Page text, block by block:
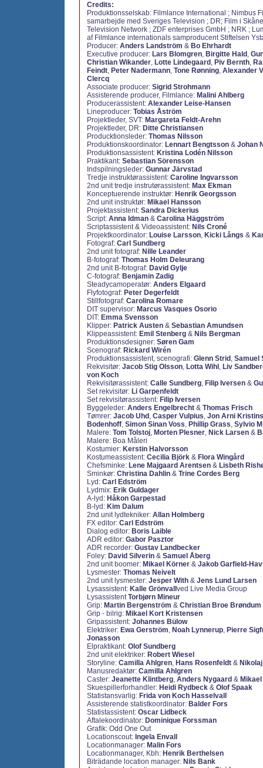
Credits:
Produktionsselskab: Filmlance International ; Nimbus
samarbejde med Sveriges Television ; DR; Film i
Television Network ; ZDF enterprises GmbH ; NRK ;
af Filmlance internationals samproducent Stiftelsen
Producer: Anders Landström & Bo Ehrhardt
Executive producer: Lars Blomgren, Birgitte Hald ,
Christian Wikander, Lotte Lindegaard , Piv Bernth,
Feindt, Peter Nadermann, Tone Rønning, Alexander
Clercq
Associate producer: Sigrid Strohmann
Assisterende producer, Filmlance: Malini Ahlberg
Producerassistent: Alexander Leise-Hansen
Lineproducer: Tobias Åström
Projektleder, SVT: Margareta Feldt-Arehn
Projektleder, DR: Ditte Christiansen
Producktionsleder: Thomas Nilsson
Produktionskoordinator: Lennart Bengtsson & Johan
Produktionsassistent: Kristina Lodén Nilsson
Praktikant: Sebastian Sörensson
Indspilningsleder: Gunnar Järvstad
Tredje instruktørassistent: Caroline Ingvarsson
2nd unit tredje instrutørassistent: Max Ekman
Konceptuerende instruktør: Henrik Georgsson
2nd unit instruktør: Mikael Hansson
Projektassistent: Sandra Dickerius
Script: Anna Idman & Carolina Häggström
Scriptassistent & Videoassistent: Nils Croné
Projektkoordinator: Louise Larsson, Kicki Långs &
Fotograf: Carl Sundberg
2nd unit fotograf: Nille Leander
B-fotograf: Thomas Holm Deleurang
2nd unit B-fotograf: David Gylje
C-fotograf: Benjamin Zadig
Steadycamoperatør: Anders Elgaard
Flyfotograf: Peter Degerfeldt
Stillfotograf: Carolina Romare
DIT supervisor: Marcus Vasques Osorio
DIT: Emma Svensson
Klipper: Patrick Austen & Sebastian Amundsen
Klippeassistent: Emil Stenberg & Nils Bergman
Produktionsdesigner: Søren Gam
Scenograf: Rickard Wirén
Produktionsassistent, scenografi: Glenn Strid , Samuel
Rekvisitør: Jacob Stig Olsson, Lotta Wihl , Liv
von Koch
Rekvisitørassistent: Calle Sundberg, Filip Iversen &
Set rekvisitør: Li Garpenfeldt
Set rekvisitørassistent: Filip Iversen
Byggeleder: Anders Engelbrecht & Thomas Frisch
Tømrer: Jacob Uhd , Casper Vulpius, Jon Arni
Bodenhoff, Simon Sinan Voss, Phillip Grass, Sylvio
Malere: Tom Tolstoj, Morten Plesner, Nick Larsen &
Malere: Boa Måleri
Kostumier: Kerstin Halvorsson
Kostumeassistent: Cecilia Björk & Flora Wingård
Chefsminke: Lene Majgaard Arentsen & Lisbeth
Sminkør: Christina Dahlin & Trine Cordes Berg
Lyd: Carl Edström
Lydmix: Erik Guldager
A-lyd: Håkon Garpestad
B-lyd: Kim Dalum
2nd unit lydtekniker: Allan Holmberg
FX editor: Carl Edström
Dialog editor: Boris Laible
ADR editor: Gabor Pasztor
ADR recorder: Gustav Landbecker
Foley: David Silverin & Samuel Åberg
2nd unit boomer: Mikael Körner & Jakob Garfield-
Lysmester: Thomas Neivelt
2nd unit lysmester: Jesper With & Jens Lund Larsen
Lysassistent: Kalle Grönvall ved Live Media Group
LysassistentTorbjørn Mineur
Grip: Martin Bergenström & Christian Broe Brøndum
Grip - bilrig: Mikael Kort Kristensen
Gripassistent: Johannes Bülow
Elektriker: Ewa Gerström, Noah Lynnerup, Pierre
Jonasson
Elpraktikant: Olof Sundberg
2nd unit elektriker: Robert Wiesel
Storyline: Camilla Ahlgren, Hans Rosenfeldt &
Manusredaktør: Camilla Ahlgren
Caster: Jeanette Klintberg, Anders Nygaard &
Skuespillerforhandler: Heidi Rydbeck & Olof Spaak
Statistansvarlig: Frida von Koch Hasselvall
Assisterende statistkoordinator: Balder Fors
Statistassistent: Oscar Lidbeck
Aftalekoordinator: Dominique Forssman
Grafik: Odd One Out
Locationscout: Ingela Envall
Locationmanager: Malin Fors
Locationmanager, Kbh: Henrik Berthelsen
Biträdande location manager: Nils Bank